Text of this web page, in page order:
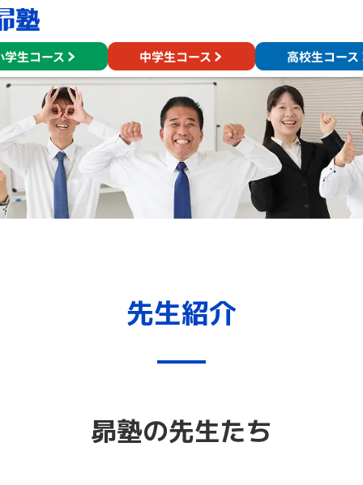
学生コース 中学生コース 高校生コース
先生紹介
昴塾の先生たち